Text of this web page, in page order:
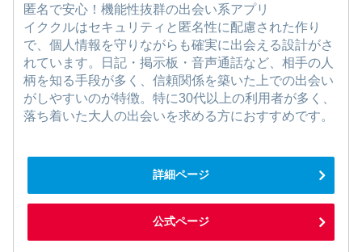
匿名で安心！機能性抜群の出会い系アプリ
イククルはセキュリティと匿名性に配慮された作り
で、個人情報を守りながらも確実に出会える設計がさ
れています。日記・掲示板・音声通話など、相手の人
柄を知る手段が多く、信頼関係を築いた上での出会い
がしやすいのが特徴。特に30代以上の利用者が多く、
落ち着いた大人の出会いを求める方におすすめです。
詳細ページ
公式ページ